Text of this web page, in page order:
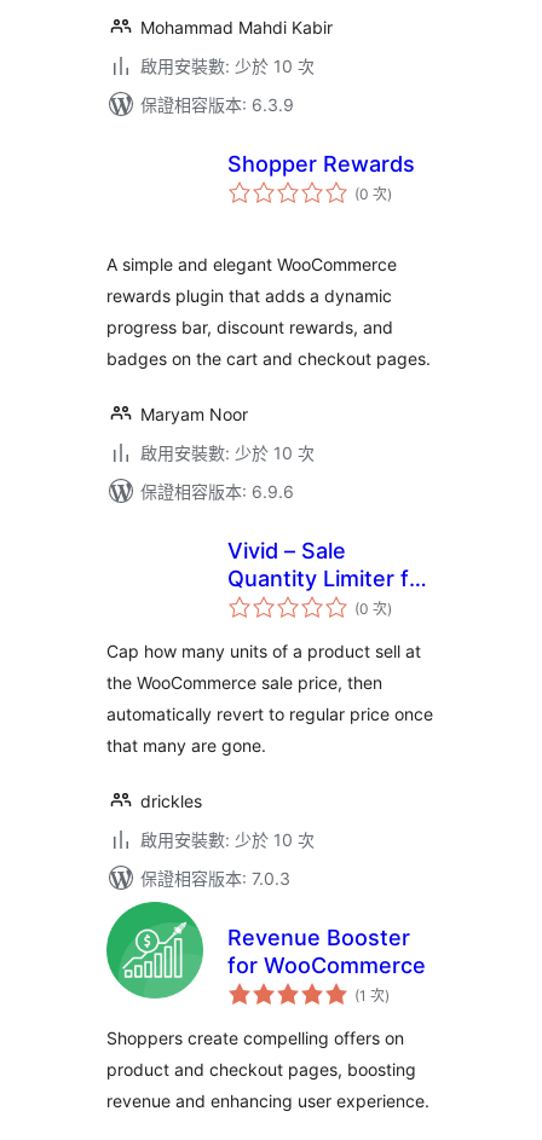
Mohammad Mahdi Kabir
啟用安裝數: 少於 10 次
保證相容版本: 6.3.9
Shopper Rewards
(0 次評
分)
A simple and elegant WooCommerce
rewards plugin that adds a dynamic
progress bar, discount rewards, and
badges on the cart and checkout pages.
Maryam Noor
啟用安裝數: 少於 10 次
保證相容版本: 6.9.6
Vivid – Sale
Quantity Limiter for
WooCommerce
(0 次評
分
數
)
Cap how many units of a product sell at
the WooCommerce sale price, then
automatically revert to regular price once
that many are gone.
drickles
啟用安裝數: 少於 10 次
保證相容版本: 7.0.3
Revenue Booster
for WooCommerce
(1 次評
分
數
)
Shoppers create compelling offers on
product and checkout pages, boosting
revenue and enhancing user experience.